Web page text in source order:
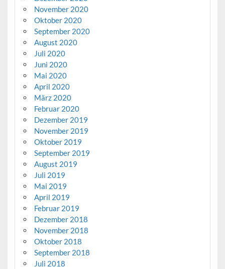
November 2020
Oktober 2020
September 2020
August 2020
Juli 2020
Juni 2020
Mai 2020
April 2020
März 2020
Februar 2020
Dezember 2019
November 2019
Oktober 2019
September 2019
August 2019
Juli 2019
Mai 2019
April 2019
Februar 2019
Dezember 2018
November 2018
Oktober 2018
September 2018
Juli 2018